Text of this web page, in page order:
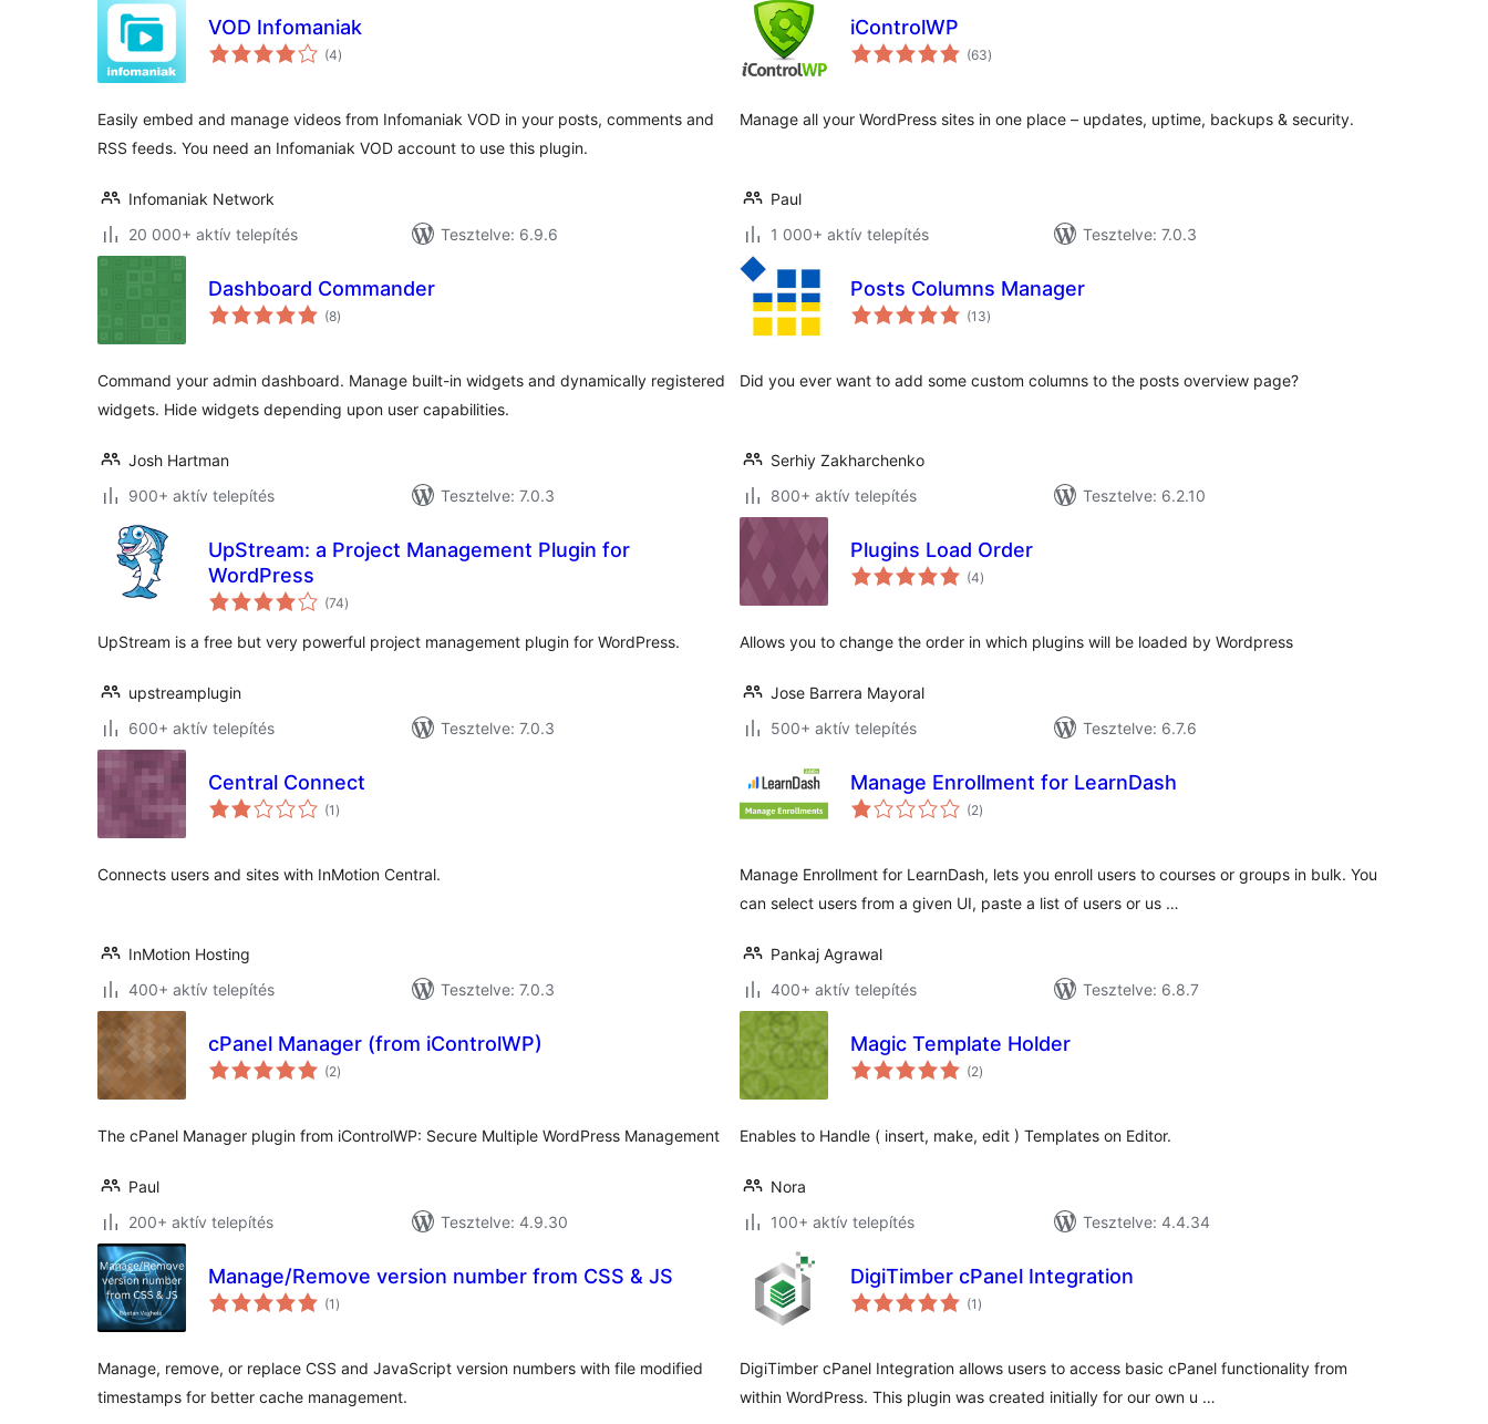
VOD Infomaniak
(4értékelés
összesen
)
Easily embed and manage videos from Infomaniak VOD in your posts, comments and
RSS feeds. You need an Infomaniak VOD account to use this plugin.
Infomaniak Network
20 000+ aktív telepítés
Tesztelve: 6.9.6
iControlWP
(63értékelés
összesen
)
Manage all your WordPress sites in one place – updates, uptime, backups & security.
Paul
1 000+ aktív telepítés
Tesztelve: 7.0.3
Dashboard Commander
(8értékelés
összesen
)
Command your admin dashboard. Manage built-in widgets and dynamically registered
widgets. Hide widgets depending upon user capabilities.
Josh Hartman
900+ aktív telepítés
Tesztelve: 7.0.3
Posts Columns Manager
(13értékelés
összesen
)
Did you ever want to add some custom columns to the posts overview page?
Serhiy Zakharchenko
800+ aktív telepítés
Tesztelve: 6.2.10
UpStream: a Project Management Plugin for
WordPress
(74értékelés
összesen
)
UpStream is a free but very powerful project management plugin for WordPress.
upstreamplugin
600+ aktív telepítés
Tesztelve: 7.0.3
Plugins Load Order
(4értékelés
összesen
)
Allows you to change the order in which plugins will be loaded by Wordpress
Jose Barrera Mayoral
500+ aktív telepítés
Tesztelve: 6.7.6
Central Connect
(1 értékelés
összesen
)
Connects users and sites with InMotion Central.
InMotion Hosting
400+ aktív telepítés
Tesztelve: 7.0.3
Manage Enrollment for LearnDash
(2értékelés
összesen
)
Manage Enrollment for LearnDash, lets you enroll users to courses or groups in bulk. You
can select users from a given UI, paste a list of users or us …
Pankaj Agrawal
400+ aktív telepítés
Tesztelve: 6.8.7
cPanel Manager (from iControlWP)
(2értékelés
összesen
)
The cPanel Manager plugin from iControlWP: Secure Multiple WordPress Management
Paul
200+ aktív telepítés
Tesztelve: 4.9.30
Magic Template Holder
(2értékelés
összesen
)
Enables to Handle ( insert, make, edit ) Templates on Editor.
Nora
100+ aktív telepítés
Tesztelve: 4.4.34
Manage/Remove version number from CSS & JS
(1 értékelés
összesen
)
Manage, remove, or replace CSS and JavaScript version numbers with file modified
timestamps for better cache management.
DigiTimber cPanel Integration
(1 értékelés
összesen
)
DigiTimber cPanel Integration allows users to access basic cPanel functionality from
within WordPress. This plugin was created initially for our own u …